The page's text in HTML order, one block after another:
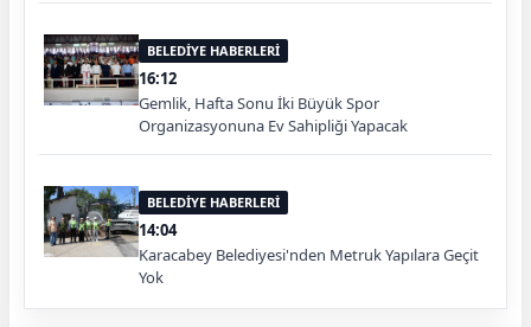
BELEDİYE HABERLERİ
16:12
Gemlik, Hafta Sonu İki Büyük Spor
Organizasyonuna Ev Sahipliği Yapacak
BELEDİYE HABERLERİ
14:04
Karacabey Belediyesi'nden Metruk Yapılara Geçit
Yok